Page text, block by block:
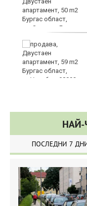
НАЙ-
ПОСЛЕДНИ 7